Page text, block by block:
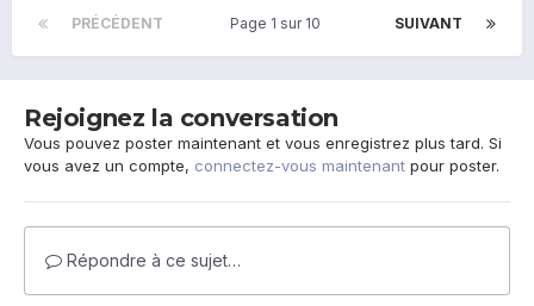
PRÉCÉDENT SUIVANT
Page 1 sur 10
Rejoignez la conversation
Vous pouvez poster maintenant et vous enregistrez plus tard. Si
vous avez un compte, connectez-vous maintenant pour poster.
Répondre à ce sujet…